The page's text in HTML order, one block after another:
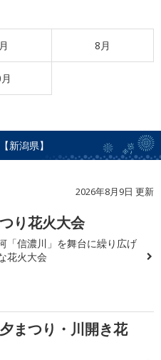
8月
新潟県】
2026年8月9日 更新
り花火大会
「信濃川」を舞台に繰り広げ
花火大会
まつり・川開き花